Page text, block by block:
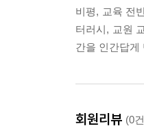
AI 도구가 교
가 표절 위험,
도구로는 AI
--- 본문 중에서
비평, 교육 전
터러시, 교원
간을 인간답게
회원리뷰 (0